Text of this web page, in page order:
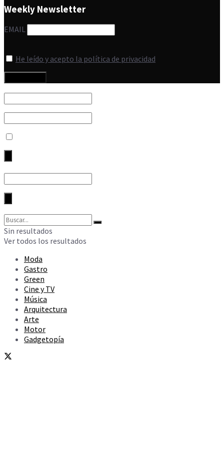
Weekly Newsletter
EMAIL
He leído y acepto la política de privacidad
Sin resultados
Ver todos los resultados
Moda
Gastro
Green
Cine y TV
Música
Arquitectura
Arte
Motor
Gadgetopía